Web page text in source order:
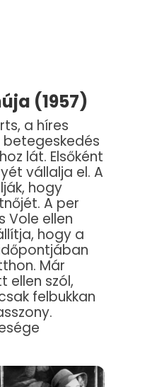
(1957)
a híres
lát. Elsőként
vállalja el. A
hogy
A per
Vole ellen
hogy a
Már
ellen szól,
felbukkan